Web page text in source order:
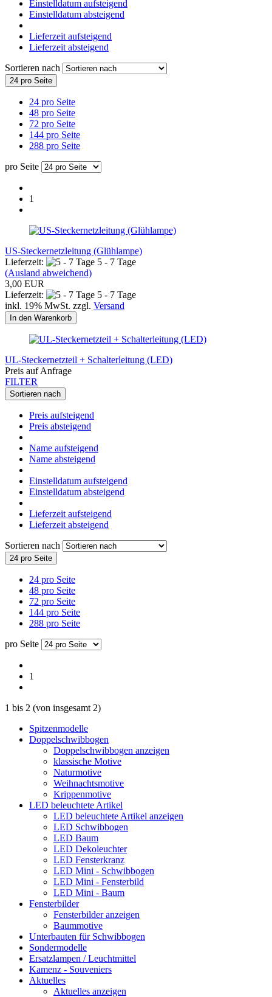
Einstelldatum aufsteigend
Einstelldatum absteigend
Lieferzeit aufsteigend
Lieferzeit absteigend
Sortieren nach
24 pro Seite
24 pro Seite
48 pro Seite
72 pro Seite
144 pro Seite
288 pro Seite
pro Seite
1
US-Steckernetzleitung (Glühlampe)
Lieferzeit:
5 - 7 Tage
(Ausland abweichend)
3,00 EUR
Lieferzeit:
5 - 7 Tage
inkl. 19% MwSt. zzgl. Versand
In den Warenkorb
UL-Steckernetzteil + Schalterleitung (LED)
Preis auf Anfrage
FILTER
Sortieren nach
Preis aufsteigend
Preis absteigend
Name aufsteigend
Name absteigend
Einstelldatum aufsteigend
Einstelldatum absteigend
Lieferzeit aufsteigend
Lieferzeit absteigend
Sortieren nach
24 pro Seite
24 pro Seite
48 pro Seite
72 pro Seite
144 pro Seite
288 pro Seite
pro Seite
1
1 bis 2 (von insgesamt 2)
Spitzenmodelle
Doppelschwibbogen
Doppelschwibbogen anzeigen
klassische Motive
Naturmotive
Weihnachtsmotive
Krippenmotive
LED beleuchtete Artikel
LED beleuchtete Artikel anzeigen
LED Schwibbogen
LED Baum
LED Dekoleuchter
LED Fensterkranz
LED Mini - Schwibbogen
LED Mini - Fensterbild
LED Mini - Baum
Fensterbilder
Fensterbilder anzeigen
Baummotive
Unterbauten für Schwibbogen
Sondermodelle
Ersatzlampen / Leuchtmittel
Kamenz - Souveniers
Aktuelles
Aktuelles anzeigen